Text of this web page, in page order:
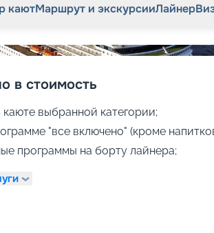
каютМаршрут и экскурсииЛайнер
в стоимость
выбранной категории;
"все включено" (кроме
программы на борту лайнера;